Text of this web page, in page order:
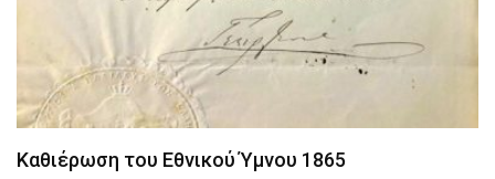
Καθιέρωση του Εθνικού Ύμνου 1865